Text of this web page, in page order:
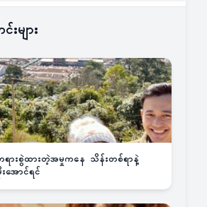
များ
ရားစွဲထားတဲ့အမှုကနေ သိန်းတစ်ရာနဲ့
အောင်ရင်